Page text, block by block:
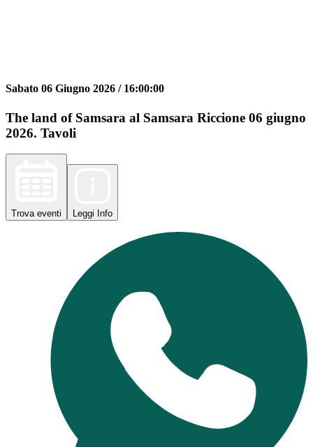
Sabato 06 Giugno 2026 / 16:00:00
The land of Samsara al Samsara Riccione 06 giugno
2026. Tavoli
Trova eventi Leggi Info